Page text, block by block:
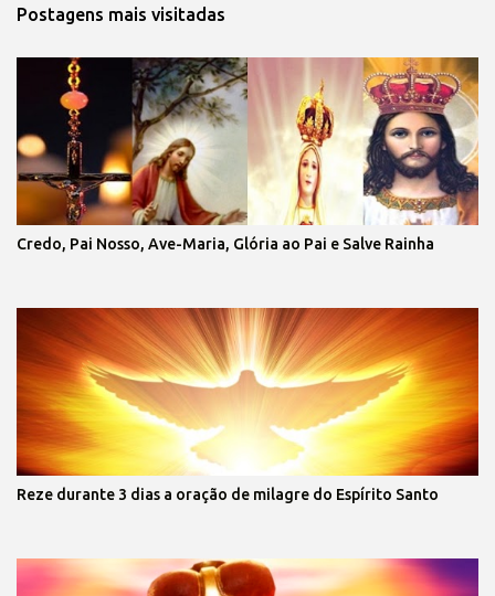
Postagens mais visitadas
Credo, Pai Nosso, Ave-Maria, Glória ao Pai e Salve Rainha
Reze durante 3 dias a oração de milagre do Espírito Santo